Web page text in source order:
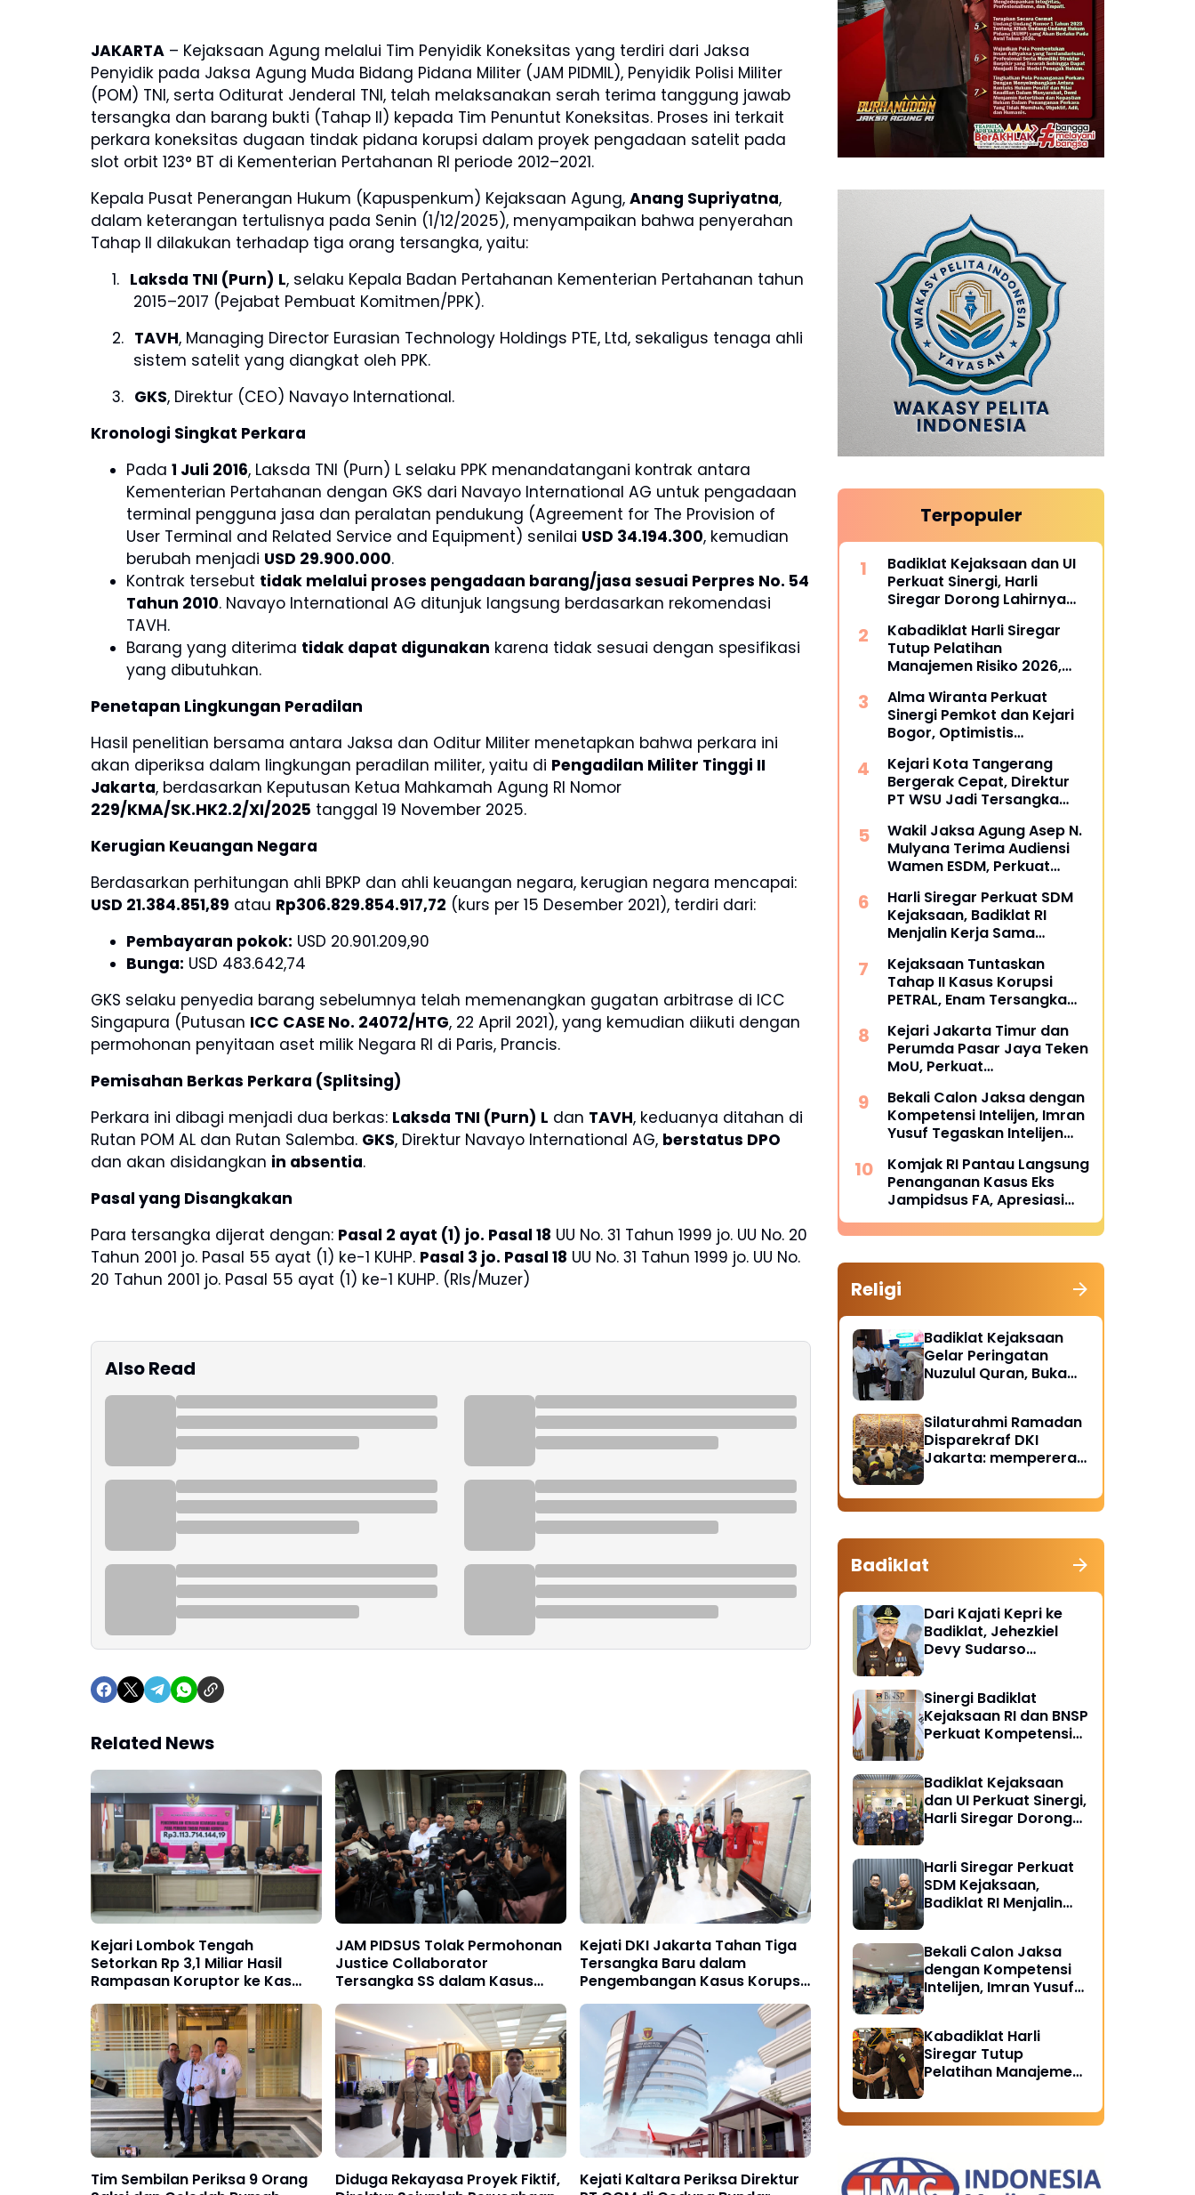
JAKARTA – Kejaksaan Agung melalui Tim Penyidik Koneksitas yang terdiri dari Jaksa
Penyidik pada Jaksa Agung Muda Bidang Pidana Militer (JAM PIDMIL), Penyidik Polisi Militer
(POM) TNI, serta Oditurat Jenderal TNI, telah melaksanakan serah terima tanggung jawab
tersangka dan barang bukti (Tahap II) kepada Tim Penuntut Koneksitas. Proses ini terkait
perkara koneksitas dugaan tindak pidana korupsi dalam proyek pengadaan satelit pada
slot orbit 123° BT di Kementerian Pertahanan RI periode 2012–2021.
Kepala Pusat Penerangan Hukum (Kapuspenkum) Kejaksaan Agung, Anang Supriyatna,
dalam keterangan tertulisnya pada Senin (1/12/2025), menyampaikan bahwa penyerahan
Tahap II dilakukan terhadap tiga orang tersangka, yaitu:
1. Laksda TNI (Purn) L, selaku Kepala Badan Pertahanan Kementerian Pertahanan tahun
2015–2017 (Pejabat Pembuat Komitmen/PPK).
2. TAVH, Managing Director Eurasian Technology Holdings PTE, Ltd, sekaligus tenaga ahli
sistem satelit yang diangkat oleh PPK.
3. GKS, Direktur (CEO) Navayo International.
Kronologi Singkat Perkara
Pada 1 Juli 2016, Laksda TNI (Purn) L selaku PPK menandatangani kontrak antara
Kementerian Pertahanan dengan GKS dari Navayo International AG untuk pengadaan
terminal pengguna jasa dan peralatan pendukung (Agreement for The Provision of
User Terminal and Related Service and Equipment) senilai USD 34.194.300, kemudian
berubah menjadi USD 29.900.000.
Kontrak tersebut tidak melalui proses pengadaan barang/jasa sesuai Perpres No. 54
Tahun 2010. Navayo International AG ditunjuk langsung berdasarkan rekomendasi
TAVH.
Barang yang diterima tidak dapat digunakan karena tidak sesuai dengan spesifikasi
yang dibutuhkan.
Penetapan Lingkungan Peradilan
Hasil penelitian bersama antara Jaksa dan Oditur Militer menetapkan bahwa perkara ini
akan diperiksa dalam lingkungan peradilan militer, yaitu di Pengadilan Militer Tinggi II
Jakarta, berdasarkan Keputusan Ketua Mahkamah Agung RI Nomor
229/KMA/SK.HK2.2/XI/2025 tanggal 19 November 2025.
Kerugian Keuangan Negara
Berdasarkan perhitungan ahli BPKP dan ahli keuangan negara, kerugian negara mencapai:
USD 21.384.851,89 atau Rp306.829.854.917,72 (kurs per 15 Desember 2021), terdiri dari:
Pembayaran pokok: USD 20.901.209,90
Bunga: USD 483.642,74
GKS selaku penyedia barang sebelumnya telah memenangkan gugatan arbitrase di ICC
Singapura (Putusan ICC CASE No. 24072/HTG, 22 April 2021), yang kemudian diikuti dengan
permohonan penyitaan aset milik Negara RI di Paris, Prancis.
Pemisahan Berkas Perkara (Splitsing)
Perkara ini dibagi menjadi dua berkas: Laksda TNI (Purn) L dan TAVH, keduanya ditahan di
Rutan POM AL dan Rutan Salemba. GKS, Direktur Navayo International AG, berstatus DPO
dan akan disidangkan in absentia.
Pasal yang Disangkakan
Para tersangka dijerat dengan: Pasal 2 ayat (1) jo. Pasal 18 UU No. 31 Tahun 1999 jo. UU No. 20
Tahun 2001 jo. Pasal 55 ayat (1) ke-1 KUHP. Pasal 3 jo. Pasal 18 UU No. 31 Tahun 1999 jo. UU No.
20 Tahun 2001 jo. Pasal 55 ayat (1) ke-1 KUHP. (Rls/Muzer)
Also Read
Related News
Kejari Lombok Tengah
Setorkan Rp 3,1 Miliar Hasil
Rampasan Koruptor ke Kas
Negara
JAM PIDSUS Tolak Permohonan
Justice Collaborator
Tersangka SS dalam Kasus
Korupsi Program MBG
Kejati DKI Jakarta Tahan Tiga
Tersangka Baru dalam
Pengembangan Kasus Korupsi
Kementerian PU
Tim Sembilan Periksa 9 Orang
Diduga Rekayasa Proyek Fiktif,
Kejati Kaltara Periksa Direktur
Terpopuler
Badiklat Kejaksaan dan UI
Perkuat Sinergi, Harli
Siregar Dorong Lahirnya
Kejaksaan
Kabadiklat Harli Siregar
Tutup Pelatihan
Manajemen Risiko 2026,
Agen Perubahan di Seluruh
Satker Kejaksaan
Alma Wiranta Perkuat
Sinergi Pemkot dan Kejari
Bogor, Optimistis
Perdata Tanpa Rugikan
Daerah
Kejari Kota Tangerang
Bergerak Cepat, Direktur
PT WSU Jadi Tersangka
Operasional Boeing 737-
300
Wakil Jaksa Agung Asep N.
Mulyana Terima Audiensi
Wamen ESDM, Perkuat
Sektor Energi Nasional
Harli Siregar Perkuat SDM
Kejaksaan, Badiklat RI
Menjalin Kerja Sama
Kejaksaan Tuntaskan
Tahap II Kasus Korupsi
PETRAL, Enam Tersangka
Penuntut Umum Kejari
Jakpus
Kejari Jakarta Timur dan
Perumda Pasar Jaya Teken
MoU, Perkuat
untuk Cegah Sengketa
Bekali Calon Jaksa dengan
Kompetensi Intelijen, Imran
Yusuf Tegaskan Intelijen
Penegakan Hukum
Komjak RI Pantau Langsung
Penanganan Kasus Eks
Jampidsus FA, Apresiasi
Kinerja Tim Sembilan
Kejaksaan Agung
Religi
Badiklat Kejaksaan
Gelar Peringatan
Nuzulul Quran, Buka
Piatu
Silaturahmi Ramadan
Disparekraf DKI
Jakarta: mempererat
soliditas
Badiklat
Dari Kajati Kepri ke
Badiklat, Jehezkiel
Devy Sudarso
Sinergi Badiklat
Kejaksaan RI dan BNSP
Perkuat Kompetensi
Badiklat Kejaksaan
dan UI Perkuat Sinergi,
Harli Siregar Dorong
Harli Siregar Perkuat
SDM Kejaksaan,
Badiklat RI Menjalin
Bekali Calon Jaksa
dengan Kompetensi
Intelijen, Imran Yusuf
Penegakan Hukum
Kabadiklat Harli
Siregar Tutup
Pelatihan Manajemen
Instruksikan Alumni
Jadi Agen Perubahan
Kejaksaan